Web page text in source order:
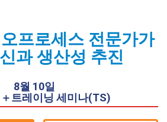
프로세스 전문가가
과 생산성 추진
8월 10일
트레이닝 세미나(TS)